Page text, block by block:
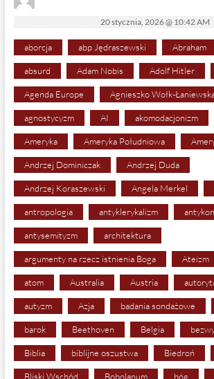
20 stycznia, 2026 @ 10:42 AM
aborcja abp Jędraszewski Abraham
absurd Adam Nobis Adolf Hitler
Agenda Europe Agnieszko Wołk-
agnostycyzm AI akomodacjonizm
Ameryka Ameryka Południowa
Andrzej Dominiczak Andrzej Duda
Andrzej Koraszewski Angela Merkel
antropologia antyklerykalizm
antysemityzm architektura
argumenty na rzecz istnienia Boga Ateizm
atom Australia Austria
autyzm Azja badania sondażowe
barok Beethoven Belgia
Biblia biblijne oszustwa Biedroń
Bliski Wschód Bobolanum bóg